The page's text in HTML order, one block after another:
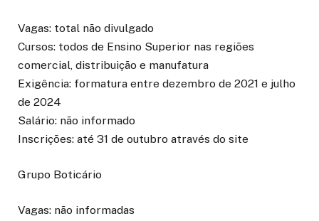
Vagas: total não divulgado
Cursos: todos de Ensino Superior nas regiões
comercial, distribuição e manufatura
Exigência: formatura entre dezembro de 2021 e julho
de 2024
Salário: não informado
Inscrições: até 31 de outubro através do site
Grupo Boticário
Vagas: não informadas